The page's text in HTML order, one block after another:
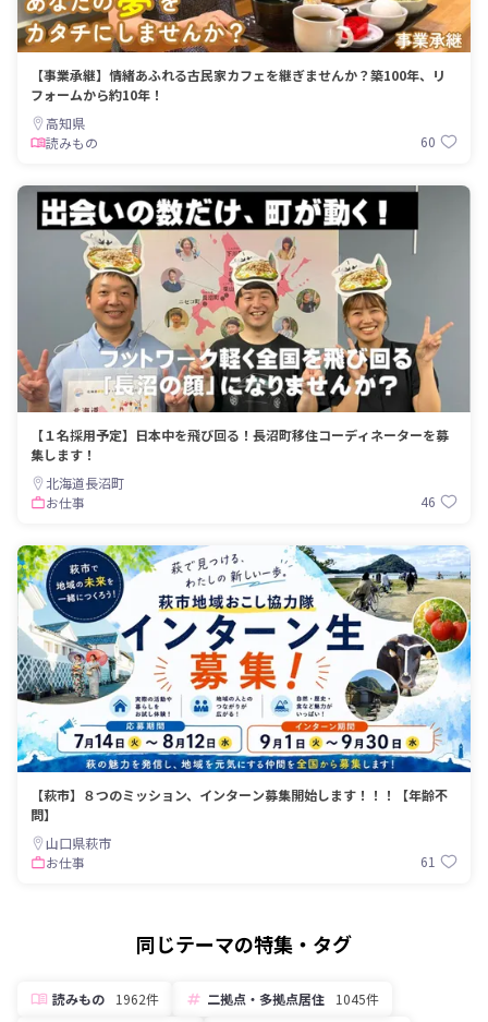
【事業承継】情緒あふれる古民家カフェを継ぎませんか？築100年、リ
フォームから約10年！
高知県
読みもの
60
【１名採用予定】日本中を飛び回る！長沼町移住コーディネーターを募
集します！
北海道長沼町
お仕事
46
【萩市】８つのミッション、インターン募集開始します！！！【年齢不
問】
山口県萩市
お仕事
61
同じテーマの特集・タグ
読みもの 1962件 二拠点・多拠点居住
1045件